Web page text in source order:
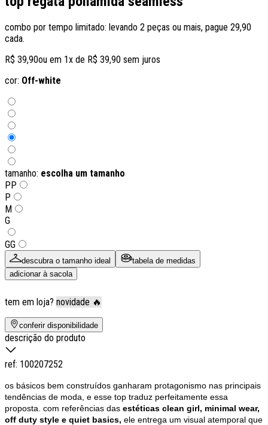
combo por tempo limitado: levando 2 peças ou mais, pague 29,90
cada.
R$ 39,90ou em 1x de R$ 39,90 sem juros
cor: Off-white
tamanho: escolha um tamanho
PP
P
M
G
GG
descubra o tamanho ideal
tabela de medidas
adicionar à sacola
tem em loja? novidade 🔥
conferir disponibilidade
descrição do produto
ref: 100207252
os básicos bem construídos ganharam protagonismo nas principais
tendências de moda, e esse top traduz perfeitamente essa
proposta. com referências das estéticas clean girl, minimal wear,
off duty style e quiet basics, ele entrega um visual atemporal que